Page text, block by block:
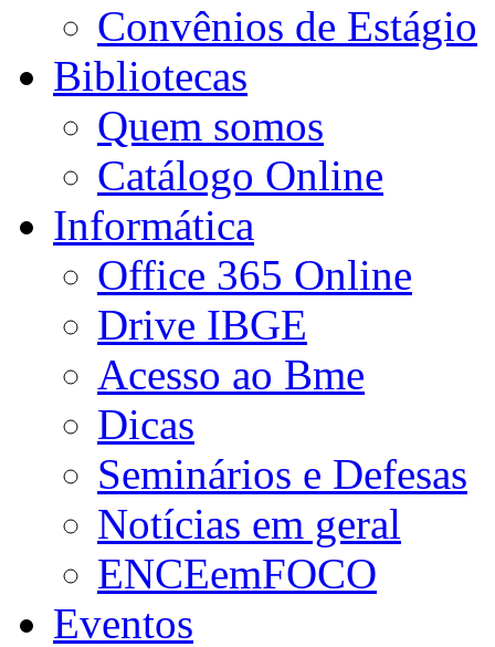
Convênios de Estágio
Bibliotecas
Quem somos
Catálogo Online
Informática
Office 365 Online
Drive IBGE
Acesso ao Bme
Dicas
Seminários e Defesas
Notícias em geral
ENCEemFOCO
Eventos